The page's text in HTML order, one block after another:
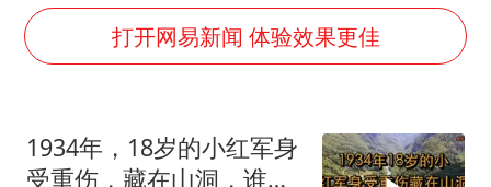
上半年国内居民出游人次34.63亿
22岁女生独闯南太行失联12天
张本智和：零封向鹏不意外
打开网易新闻 体验效果更佳
1934年，18岁的小红军身
受重伤，藏在山洞，谁料